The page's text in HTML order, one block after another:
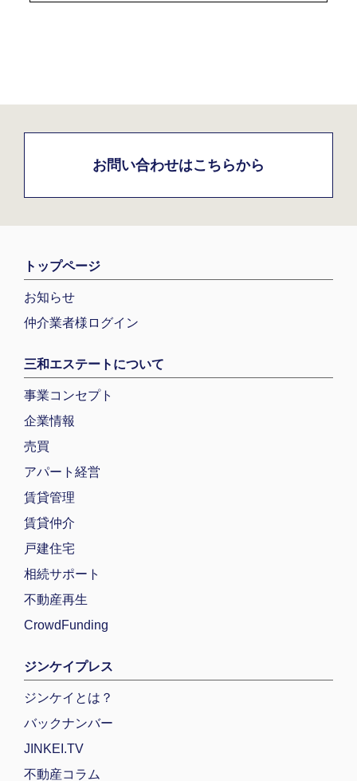
お問い合わせはこちらから
トップページ
お知らせ
仲介業者様ログイン
三和エステートについて
事業コンセプト
企業情報
売買
アパート経営
賃貸管理
賃貸仲介
戸建住宅
相続サポート
不動産再生
CrowdFunding
ジンケイプレス
ジンケイとは？
バックナンバー
JINKEI.TV
不動産コラム